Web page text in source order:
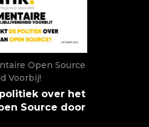
Open Source
Voorbij!
over het
Source door